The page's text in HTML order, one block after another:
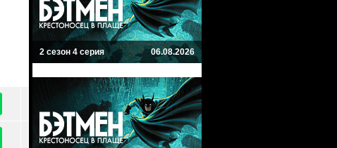
2 сезон 4 серия 06.08.2026